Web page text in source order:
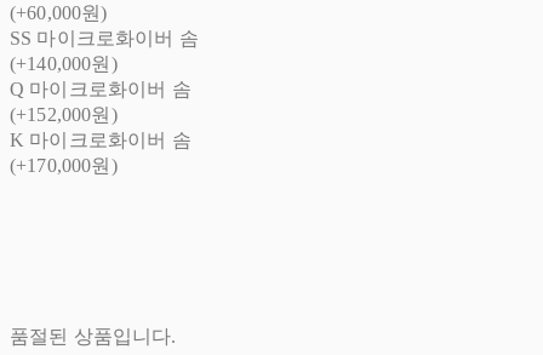
(+60,000원)
SS 마이크로화이버 솜
(+140,000원)
Q 마이크로화이버 솜
(+152,000원)
K 마이크로화이버 솜
(+170,000원)
품절된 상품입니다.